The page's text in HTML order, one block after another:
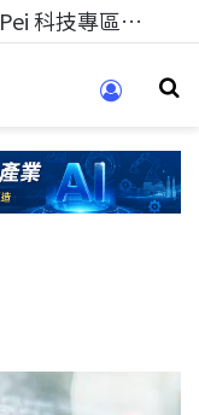
科技人的經驗傳承地！在 Pei Pei 科技專區，與學弟妹交流最硬核的技術